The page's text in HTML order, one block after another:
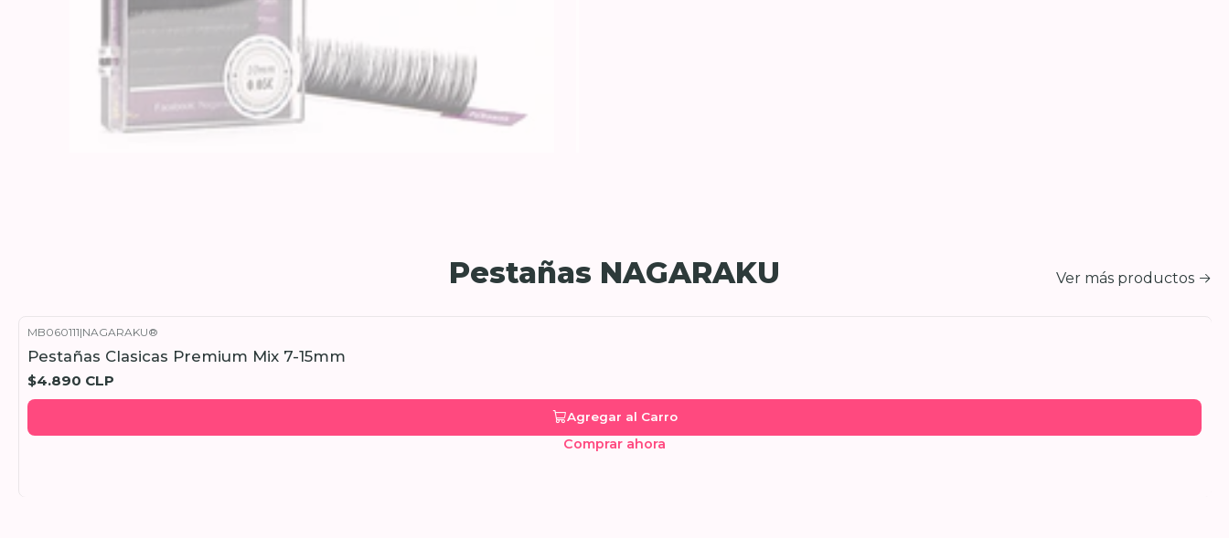
Pestañas NAGARAKU Ver más productos
MB060111|NAGARAKU®
Pestañas Clasicas Premium Mix 7-15mm
$4.890 CLP
Agregar al Carro
Comprar ahora